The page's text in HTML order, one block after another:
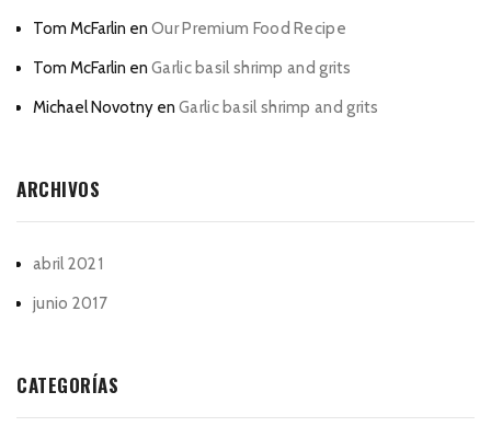
Tom McFarlin en Our Premium Food Recipe
Tom McFarlin en Garlic basil shrimp and grits
Michael Novotny en Garlic basil shrimp and grits
ARCHIVOS
abril 2021
junio 2017
CATEGORÍAS